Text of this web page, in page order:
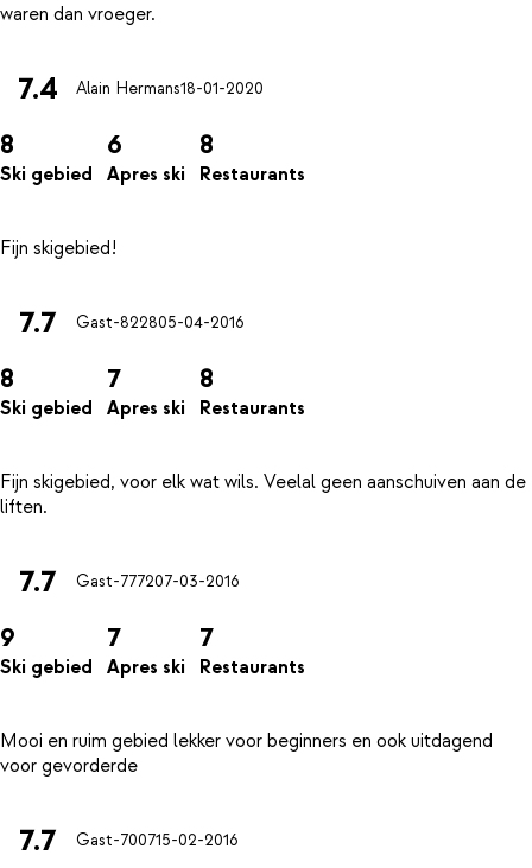
7.4 Alain Hermans18-01-2020
8
Ski gebied
6
Apres ski
8
Restaurants
7.7 Gast-822805-04-2016
8
Ski gebied
7
Apres ski
8
Restaurants
Fijn skigebied, voor elk wat wils. Veelal geen aanschuiven aan de
7.7 Gast-777207-03-2016
9
Ski gebied
7
Apres ski
7
Restaurants
Mooi en ruim gebied lekker voor beginners en ook uitdagend
7.7 Gast-700715-02-2016